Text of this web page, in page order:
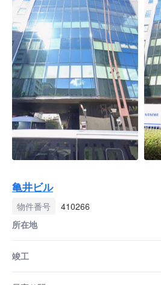
亀井ビル
物件番号
410266
所在地
竣工